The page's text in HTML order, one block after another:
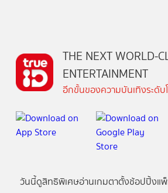
THE NEXT WORLD-
ENTERTAINMENT
อีกขั้นของความบันเทิงระดั
วันนี้ดูสิทธิพิเศษอ่านเกมตาตั้งช้อปปิ้งแ